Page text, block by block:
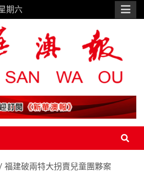
期六
福建破兩特大拐賣兒童團夥案